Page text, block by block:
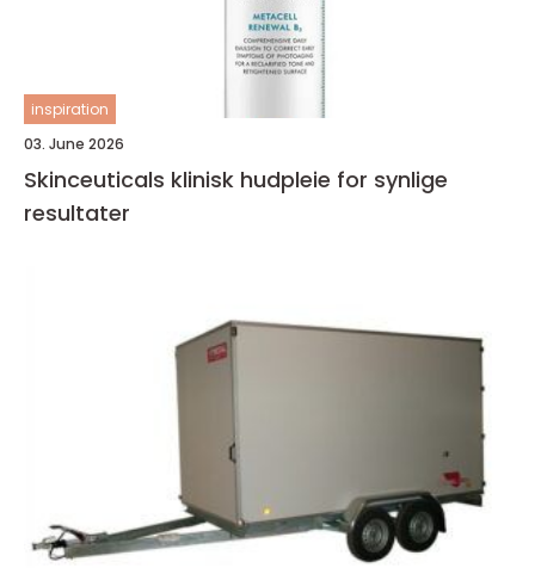
inspiration
03. June 2026
Skinceuticals klinisk hudpleie for synlige
resultater